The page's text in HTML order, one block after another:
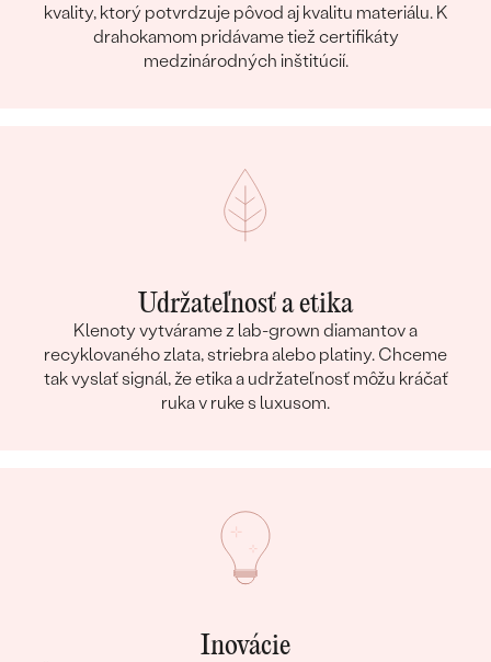
kvality, ktorý potvrdzuje pôvod aj kvalitu materiálu. K
drahokamom pridávame tiež certifikáty
medzinárodných inštitúcií.
Udržateľnosť a etika
Klenoty vytvárame z lab-grown diamantov a
recyklovaného zlata, striebra alebo platiny. Chceme
tak vyslať signál, že etika a udržateľnosť môžu kráčať
ruka v ruke s luxusom.
Inovácie